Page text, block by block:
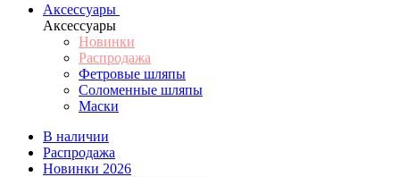
Аксессуары
Аксессуары
Новинки
Распродажа
Фетровые шляпы
Соломенные шляпы
Маски
В наличии
Распродажа
Новинки 2026